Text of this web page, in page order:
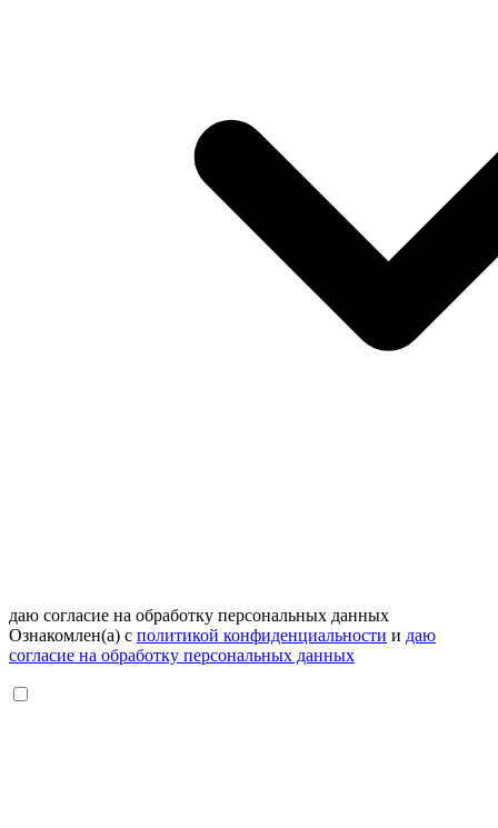
даю согласие на обработку персональных данных
Ознакомлен(а) с политикой конфиденциальности и даю
согласие на обработку персональных данных